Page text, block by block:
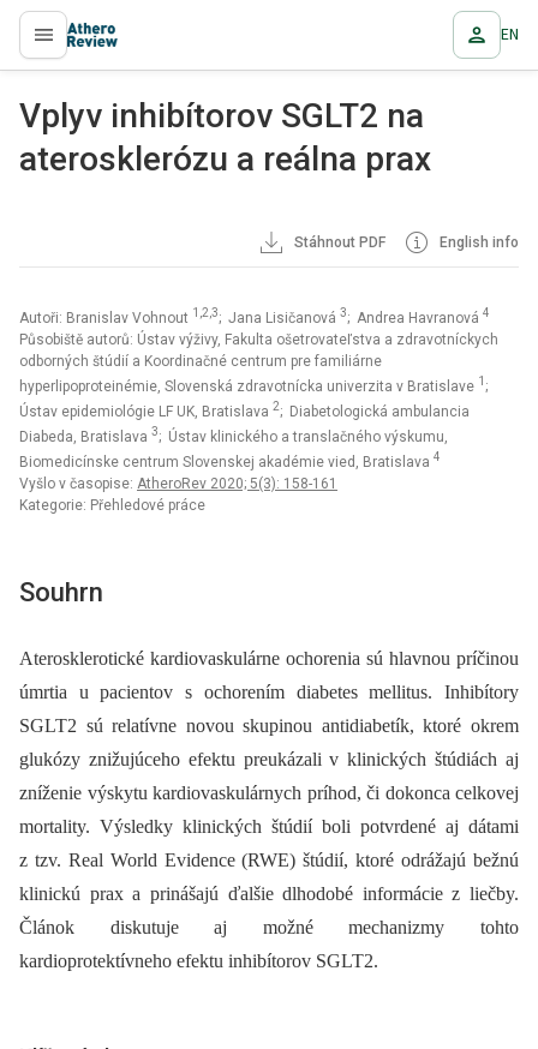
proLékaře.cz EN
Vplyv inhibítorov SGLT2 na
aterosklerózu a reálna prax
Stáhnout PDF English info
Autoři: Branislav Vohnout 1,2,3; Jana Lisičanová 3; Andrea Havranová 4
Působiště autorů: Ústav výživy, Fakulta ošetrovateľstva a zdravotníckych
odborných štúdií a Koordinačné centrum pre familiárne
hyperlipoproteinémie, Slovenská zdravotnícka univerzita v Bratislave 1 ;
Ústav epidemiológie LF UK, Bratislava 2; Diabetologická ambulancia
Diabeda, Bratislava 3; Ústav klinického a translačného výskumu,
Biomedicínske centrum Slovenskej akadémie vied, Bratislava 4
Vyšlo v časopise: AtheroRev 2020; 5(3): 158-161
Kategorie: Přehledové práce
Souhrn
Aterosklerotické kardiovaskulárne ochorenia sú hlavnou príčinou
úmrtia u pacientov s ochorením diabetes mellitus. Inhibítory
SGLT2 sú relatívne novou skupinou antidiabetík, ktoré okrem
glukózy znižujúceho efektu preukázali v klinických štú­diách aj
zníženie výskytu kardiovaskulárnych príhod, či dokonca celkovej
mortality. Výsledky klinických štúdií boli potvrdené aj dátami
z tzv. Real World Evidence (RWE) štúdií, ktoré odrážajú bežnú
klinickú prax a prinášajú ďalšie dlhodobé informácie z liečby.
Článok diskutuje aj možné mechanizmy tohto
kardioprotektívneho efektu inhibítorov SGLT2.